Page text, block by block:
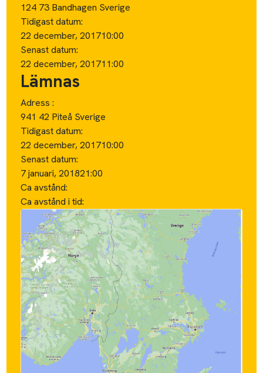
124 73 Bandhagen Sverige
Tidigast datum:
22 december, 201710:00
Senast datum:
22 december, 201711:00
Lämnas
Adress :
941 42 Piteå Sverige
Tidigast datum:
22 december, 201710:00
Senast datum:
7 januari, 201821:00
Ca avstånd:
Ca avstånd i tid: